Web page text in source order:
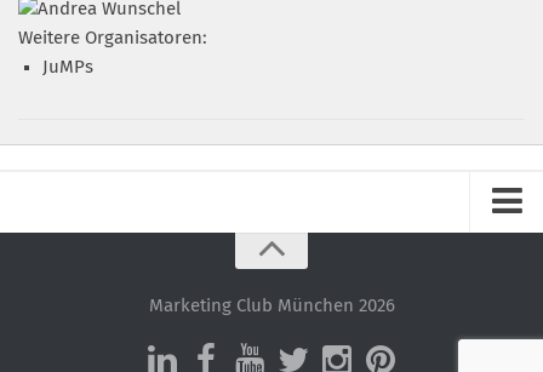
Weitere Organisatoren:
JuMPs
Datenschutz – ganz einfach!
Datenschutzerklärung
Marketing Club München 2026